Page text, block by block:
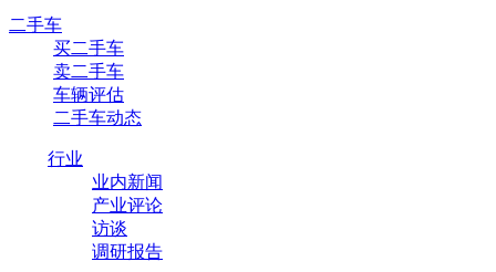
二手车
买二手车
卖二手车
车辆评估
二手车动态
行业
业内新闻
产业评论
访谈
调研报告